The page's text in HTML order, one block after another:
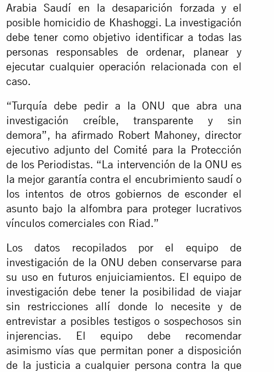
Arabia Saudí en la desaparición forzada y el
posible homicidio de Khashoggi. La investigación
debe tener como objetivo identificar a todas las
personas responsables de ordenar, planear y
ejecutar cualquier operación relacionada con el
caso.
“Turquía debe pedir a la ONU que abra una
investigación creíble, transparente y sin
demora”, ha afirmado Robert Mahoney, director
ejecutivo adjunto del Comité para la Protección
de los Periodistas. “La intervención de la ONU es
la mejor garantía contra el encubrimiento saudí o
los intentos de otros gobiernos de esconder el
asunto bajo la alfombra para proteger lucrativos
vínculos comerciales con Riad.”
Los datos recopilados por el equipo de
investigación de la ONU deben conservarse para
su uso en futuros enjuiciamientos. El equipo de
investigación debe tener la posibilidad de viajar
sin restricciones allí donde lo necesite y de
entrevistar a posibles testigos o sospechosos sin
injerencias. El equipo debe recomendar
asimismo vías que permitan poner a disposición
de la justicia a cualquier persona contra la que